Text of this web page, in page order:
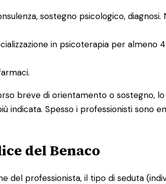
sostegno psicologico,
in psicoterapia per almeno
breve di orientamento o sostegno,
indicata. Spesso i professionisti sono
del Benaco
del professionista, il tipo di seduta